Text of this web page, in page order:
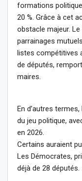
formations
20 %. Grâce à cet
obstacle majeur.
parrainages
listes compétitives
de députés,
maires.
En d’autres
du jeu politique,
en 2026.
Certains auraient
Les Démocrates,
déjà de 28 députés.